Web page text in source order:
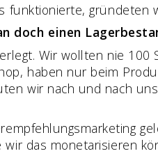
funktionierte, gründeten
doch einen
Wir wollten nie 100
haben nur beim
wir nach und nach
das monetarisieren